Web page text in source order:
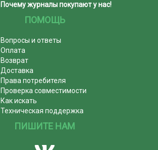
Почему журналы покупают у нас!
ПОМОЩЬ
Вопросы и ответы
Оплата
Возврат
Доставка
Права потребителя
Проверка совместимости
Как искать
Техническая поддержка
ПИШИТЕ НАМ